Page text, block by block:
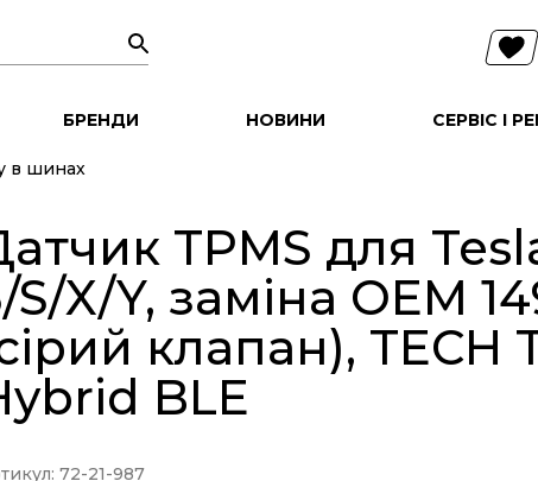
БРЕНДИ НОВИНИ СЕРВІС І
в шинах
TPMS для
S/X/Y, заміна OEM
клапан), TECH
BLE
72-21-987